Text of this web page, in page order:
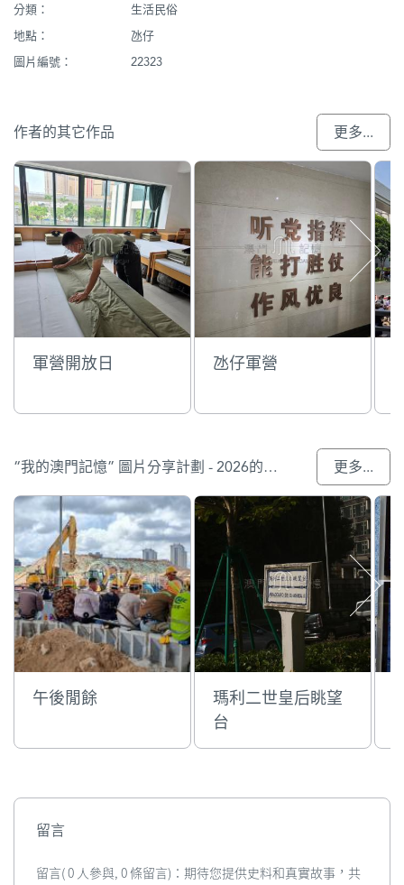
分類：
生活民俗
地點：
氹仔
圖片編號：
22323
作者的其它作品 更多...
軍營開放日 氹仔軍營
“我的澳門記憶” 圖片分享計劃 - 2026的參與作品 更多...
午後閒餘
瑪利二世皇后眺望
台
留言
留言( 0 人參與, 0 條留言)：期待您提供史料和真實故事，共